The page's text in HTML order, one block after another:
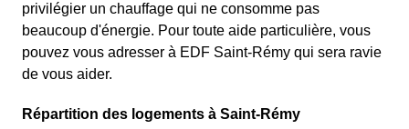
privilégier un chauffage qui ne consomme pas
beaucoup d'énergie. Pour toute aide particulière, vous
pouvez vous adresser à EDF Saint-Rémy qui sera ravie
de vous aider.
Répartition des logements à Saint-Rémy